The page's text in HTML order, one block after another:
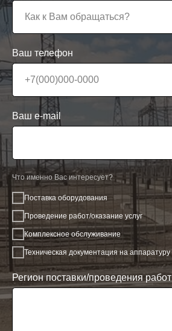
Ваш телефон
Ваш e-mail
Что именно Вас интересует?
Поставка оборудования
Проведение работ/оказание услуг
Комплексное обслуживание
Техническая документация на аппаратуру
Регион поставки/проведения работ